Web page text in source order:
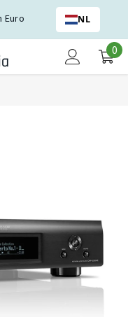
Euro NL
0
0